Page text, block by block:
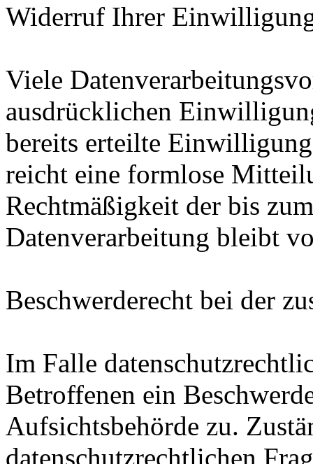
Widerruf Ihrer
Viele
ausdrücklichen
bereits erteilte
reicht eine formlose
Rechtmäßigkeit der bis
Datenverarbeitung bleibt
Beschwerderecht bei der
Im Falle
Betroffenen ein
Aufsichtsbehörde zu.
datenschutzrechtlichen